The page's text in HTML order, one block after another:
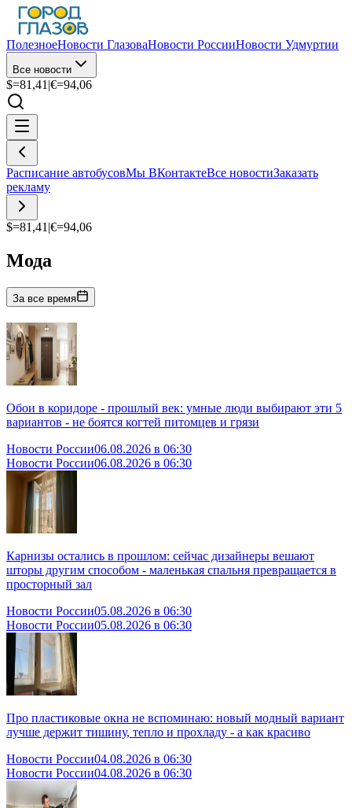
ПолезноеНовости ГлазоваНовости РоссииНовости Удмуртии
Все новости
$=81,41 |€=94,06
Расписание автобусовМы ВКонтактеВсе новостиЗаказать
рекламу
$=81,41 |€=94,06
Мода
За все время
Обои в коридоре - прошлый век: умные люди выбирают эти 5
вариантов - не боятся когтей питомцев и грязи
Новости России06.08.2026 в 06:30
Новости России06.08.2026 в 06:30
Карнизы остались в прошлом: сейчас дизайнеры вешают
шторы другим способом - маленькая спальня превращается в
просторный зал
Новости России05.08.2026 в 06:30
Новости России05.08.2026 в 06:30
Про пластиковые окна не вспоминаю: новый модный вариант
лучше держит тишину, тепло и прохладу - а как красиво
Новости России04.08.2026 в 06:30
Новости России04.08.2026 в 06:30